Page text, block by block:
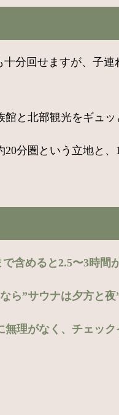
分回せますが、子
と北部観光をギュ
分圏という立地と
含めると2.5〜3時間
”サウナは夕方と夜
理がなく、チェッ